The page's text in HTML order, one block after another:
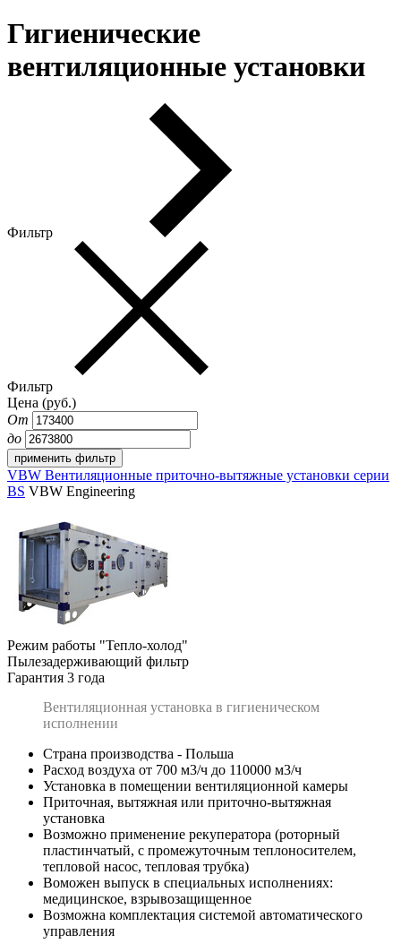
Гигиенические
вентиляционные установки
Фильтр
Фильтр
Цена (руб.)
От
до
VBW Вентиляционные приточно-вытяжные установки серии
BS VBW Engineering
Режим работы "Тепло-холод"
Пылезадерживающий фильтр
Гарантия 3 года
Вентиляционная установка в гигиеническом
исполнении
Страна производства - Польша
Расход воздуха от 700 м3/ч до 110000 м3/ч
Установка в помещении вентиляционной камеры
Приточная, вытяжная или приточно-вытяжная
установка
Возможно применение рекуператора (роторный
пластинчатый, с промежуточным теплоносителем,
тепловой насос, тепловая трубка)
Воможен выпуск в специальных исполнениях:
медицинское, взрывозащищенное
Возможна комплектация системой автоматического
управления